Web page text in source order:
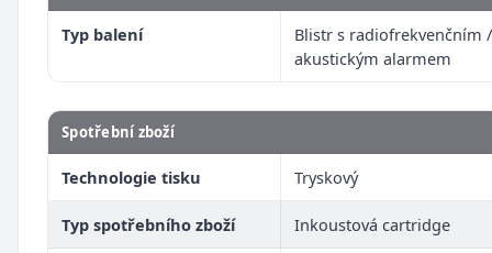
Typ balení
Blistr s radiofrekvenčním /
akustickým alarmem
Spotřební zboží
Technologie tisku Tryskový
Typ spotřebního zboží Inkoustová cartridge